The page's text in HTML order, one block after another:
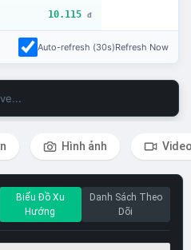
10.115 đ
Auto-refresh (30s)Refresh Now
Hình ảnh
Biểu Đồ Xu
Hướng
Danh Sách Theo
Dõi